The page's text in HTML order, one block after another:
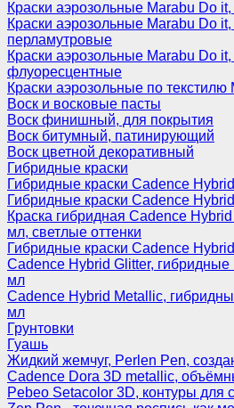
Краски аэрозольные Marabu Do
Краски аэрозольные Marabu Do
перламутровые
Краски аэрозольные Marabu Do
флуоресцентные
Краски аэрозольные по текстилю
Воск и восковые пасты
Воск финишный, для покрытия
Воск битумный, патинирующий
Воск цветной декоративный
Гибридные краски
Гибридные краски Cadence
Гибридные краски Cadence
Краска гибридная Cadence
мл, светлые оттенки
Гибридные краски Cadence
Cadence Hybrid Glitter, гибридные
мл
Cadence Hybrid Metallic,
мл
Грунтовки
Гуашь
Жидкий жемчуг, Perlen Pen,
Cadence Dora 3D metallic,
Pebeo Setacolor 3D, контуры для